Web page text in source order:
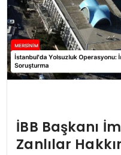
İBB Başkanı
Zanlılar